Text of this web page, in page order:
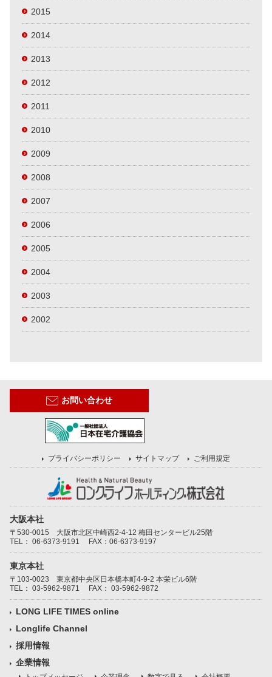
2015
2014
2013
2012
2011
2010
2009
2008
2007
2006
2005
2004
2003
2002
お問い合わせ
プライバシーポリシー サイトマップ ご利用規定
大阪本社
〒530-0015 大阪市北区中崎西2-4-12 梅田センタービル25階
TEL： 06-6373-9191 FAX：06-6373-9197
東京本社
〒103-0023 東京都中央区日本橋本町4-9-2 本栄ビル6階
TEL： 03-5962-9871 FAX： 03-5962-9872
LONG LIFE TIMES online
Longlife Channel
採用情報
企業情報